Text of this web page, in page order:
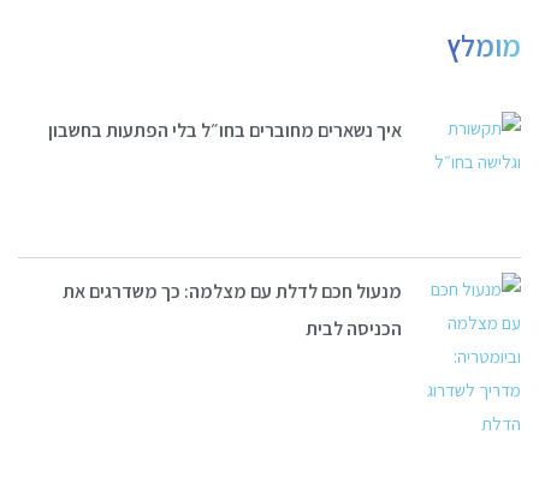
מומלץ
איך נשארים מחוברים בחו״ל בלי הפתעות בחשבון
מנעול חכם לדלת עם מצלמה: כך משדרגים את
הכניסה לבית